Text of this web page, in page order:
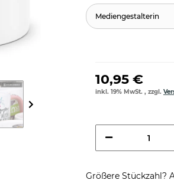
Mediengestalterin
10,95 €
inkl. 19% MwSt. , zzgl.
Größere Stückzahl?